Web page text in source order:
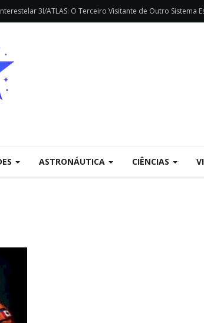
3I/ATLAS: O Terceiro Visitante de Outro Sistema
ASTRONÁUTICA CIÊNCIAS